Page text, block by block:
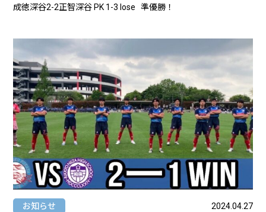
お知らせ 2024.04.27